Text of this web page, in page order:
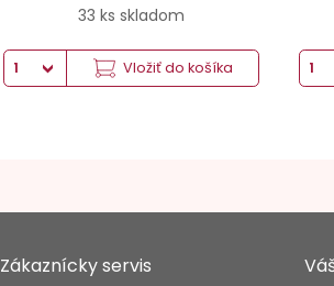
33 ks skladom
Vložiť do košíka
Zákaznícky servis